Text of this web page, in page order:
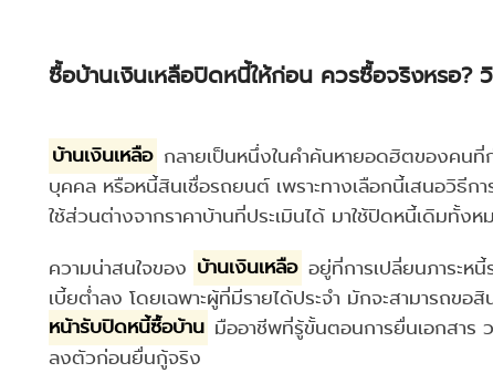
ซื้อบ้านเงินเหลือปิดหนี้ให้ก่อน ควรซื้อจริงหรอ
บ้านเงินเหลือ กลายเป็นหนึ่งในคำค้นหายอดฮิตของคนที่
บุคคล หรือหนี้สินเชื่อรถยนต์ เพราะทางเลือกนี้เสนอวิธีกา
ใช้ส่วนต่างจากราคาบ้านที่ประเมินได้ มาใช้ปิดหนี้เดิมทั้ง
ความน่าสนใจของ บ้านเงินเหลือ อยู่ที่การเปลี่ยนภาระห
เบี้ยต่ำลง โดยเฉพาะผู้ที่มีรายได้ประจำ มักจะสามารถขอ
หน้ารับปิดหนี้ซื้อบ้าน มืออาชีพที่รู้ขั้นตอนการยื่นเอกสาร
ลงตัวก่อนยื่นกู้จริง